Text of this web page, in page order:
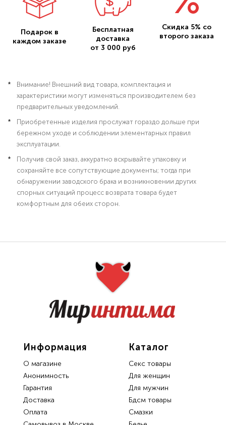
Подарок в
каждом заказе
Бесплатная
доставка
от 3 000 руб
Скидка 5% со
второго заказа
Внимание! Внешний вид товара, комплектация и
характеристики могут изменяться производителем без
предварительных уведомлений.
Приобретенные изделия прослужат гораздо дольше при
бережном уходе и соблюдении элементарных правил
эксплуатации.
Получив свой заказ, аккуратно вскрывайте упаковку и
сохраняйте все сопутствующие документы; тогда при
обнаружении заводского брака и возникновении других
спорных ситуаций процесс возврата товара будет
комфортным для обеих сторон.
Каталог
Секс товары
Для женщин
Для мужчин
Бдсм товары
Смазки
Информация
О магазине
Анонимность
Гарантия
Доставка
Oплата